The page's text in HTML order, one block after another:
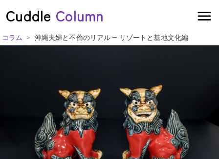
Cuddle Column
コラム > 沖縄夫婦と不倫のリアル ― リゾートと基地文化編